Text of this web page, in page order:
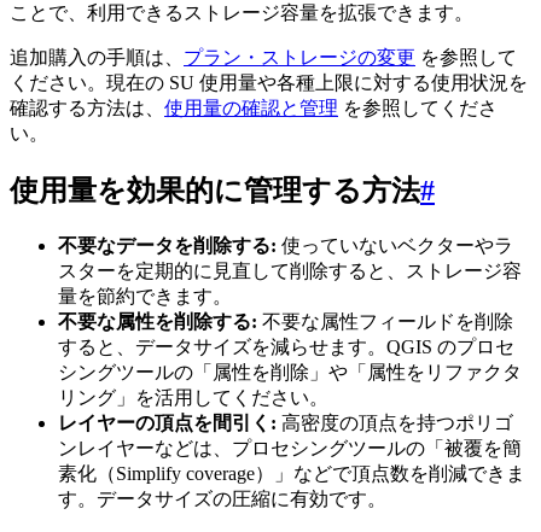
ことで、利用できるストレージ容量を拡張できます。
追加購入の手順は、 プラン・ストレージの変更 を参照して
ください。現在の SU 使用量や各種上限に対する使用状況を
確認する方法は、 使用量の確認と管理 を参照してくださ
い。
使用量を効果的に管理する方法#
不要なデータを削除する: 使っていないベクターやラ
スターを定期的に見直して削除すると、ストレージ容
量を節約できます。
不要な属性を削除する: 不要な属性フィールドを削除
すると、データサイズを減らせます。QGIS のプロセ
シングツールの「属性を削除」や「属性をリファクタ
リング」を活用してください。
レイヤーの頂点を間引く: 高密度の頂点を持つポリゴ
ンレイヤーなどは、プロセシングツールの「被覆を簡
素化（Simplify coverage）」などで頂点数を削減できま
す。データサイズの圧縮に有効です。